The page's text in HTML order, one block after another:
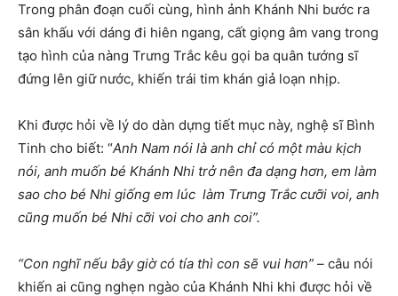
Trong phân đoạn cuối cùng, hình ảnh Khánh Nhi bước ra
sân khấu với dáng đi hiên ngang, cất giọng âm vang trong
tạo hình của nàng Trưng Trắc kêu gọi ba quân tướng sĩ
đứng lên giữ nước, khiến trái tim khán giả loạn nhịp.
Khi được hỏi về lý do dàn dựng tiết mục này, nghệ sĩ Bình
Tinh cho biết: “Anh Nam nói là anh chỉ có một màu kịch
nói, anh muốn bé Khánh Nhi trở nên đa dạng hơn, em làm
sao cho bé Nhi giống em lúc làm Trưng Trắc cưỡi voi, anh
cũng muốn bé Nhi cỡi voi cho anh coi”.
“Con nghĩ nếu bây giờ có tía thì con sẽ vui hơn” – câu nói
khiến ai cũng nghẹn ngào của Khánh Nhi khi được hỏi về